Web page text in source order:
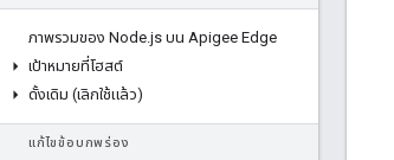
ภาพรวมของ Node.js บน Apigee Edge
เป้าหมายที่โฮสต์
ดั้งเดิม (เลิกใช้แล้ว)
แก้ไขข้อบกพร่อง